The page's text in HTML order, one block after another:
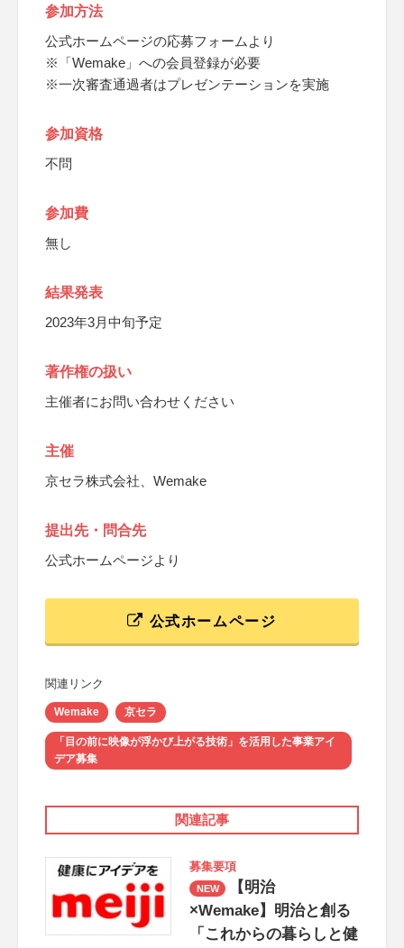
参加方法
公式ホームページの応募フォームより
※「Wemake」への会員登録が必要
※一次審査通過者はプレゼンテーションを実施
参加資格
不問
参加費
無し
結果発表
2023年3月中旬予定
著作権の扱い
主催者にお問い合わせください
主催
京セラ株式会社、Wemake
提出先・問合先
公式ホームページより
公式ホームページ
関連リンク
Wemake 京セラ
「目の前に映像が浮かび上がる技術」を活用した事業アイ
デア募集
関連記事
募集要項
NEW
【明治
×Wemake】明治と創る
「これからの暮らしと健